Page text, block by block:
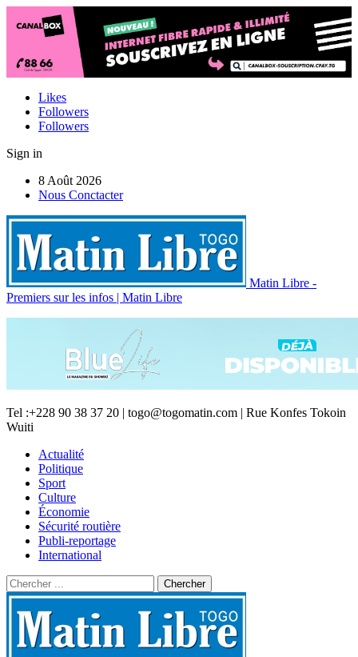
Likes
Followers
Followers
Sign in
8 Août 2026
Nous Conctacter
Matin Libre -
Premiers sur les infos | Matin Libre
Tel :+228 90 38 37 20 | togo@togomatin.com | Rue Konfes Tokoin
Wuiti
Actualité
Politique
Sport
Culture
Économie
Sécurité routière
Publi-reportage
International